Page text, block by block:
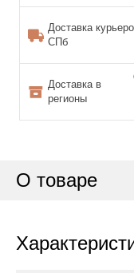
Доставка
СПб
Доставка в
регионы
О товаре